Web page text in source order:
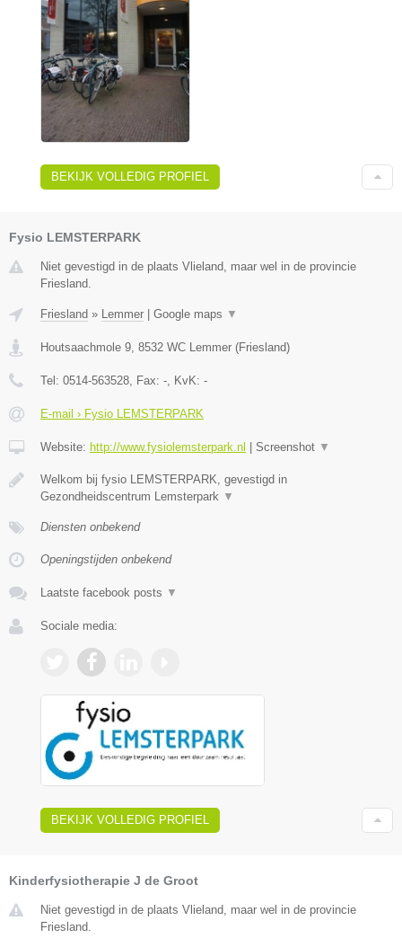
BEKIJK VOLLEDIG PROFIEL
Fysio LEMSTERPARK
Niet gevestigd in de plaats Vlieland, maar wel in de provincie
Friesland.
Friesland » Lemmer Google maps ▼
Houtsaachmole 9, 8532 WC Lemmer (Friesland)
Tel: 0514-563528, Fax: -, KvK: -
E-mail › Fysio LEMSTERPARK
Website: http://www.fysiolemsterpark.nl Screenshot ▼
Welkom bij fysio LEMSTERPARK, gevestigd in
Gezondheidscentrum Lemsterpark ▼
Diensten onbekend
Openingstijden onbekend
Laatste facebook posts ▼
Sociale media:
BEKIJK VOLLEDIG PROFIEL
Kinderfysiotherapie J de Groot
Niet gevestigd in de plaats Vlieland, maar wel in de provincie
Friesland.